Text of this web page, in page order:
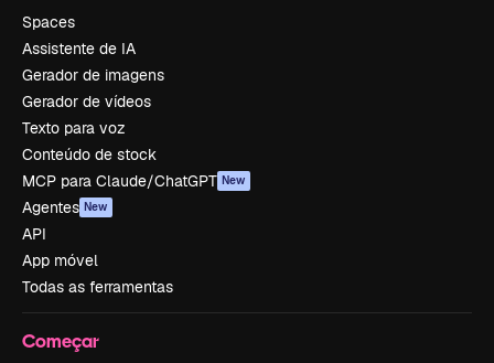
Spaces
Assistente de IA
Gerador de imagens
Gerador de vídeos
Texto para voz
Conteúdo de stock
MCP para Claude/ChatGPT New
Agentes New
API
App móvel
Todas as ferramentas
Começar